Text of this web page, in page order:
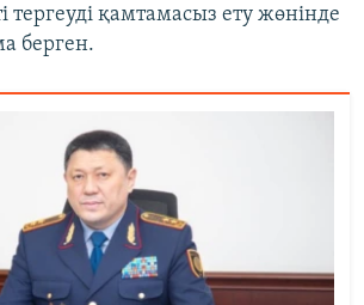
тергеуді қамтамасыз ету жөнінде
берген.